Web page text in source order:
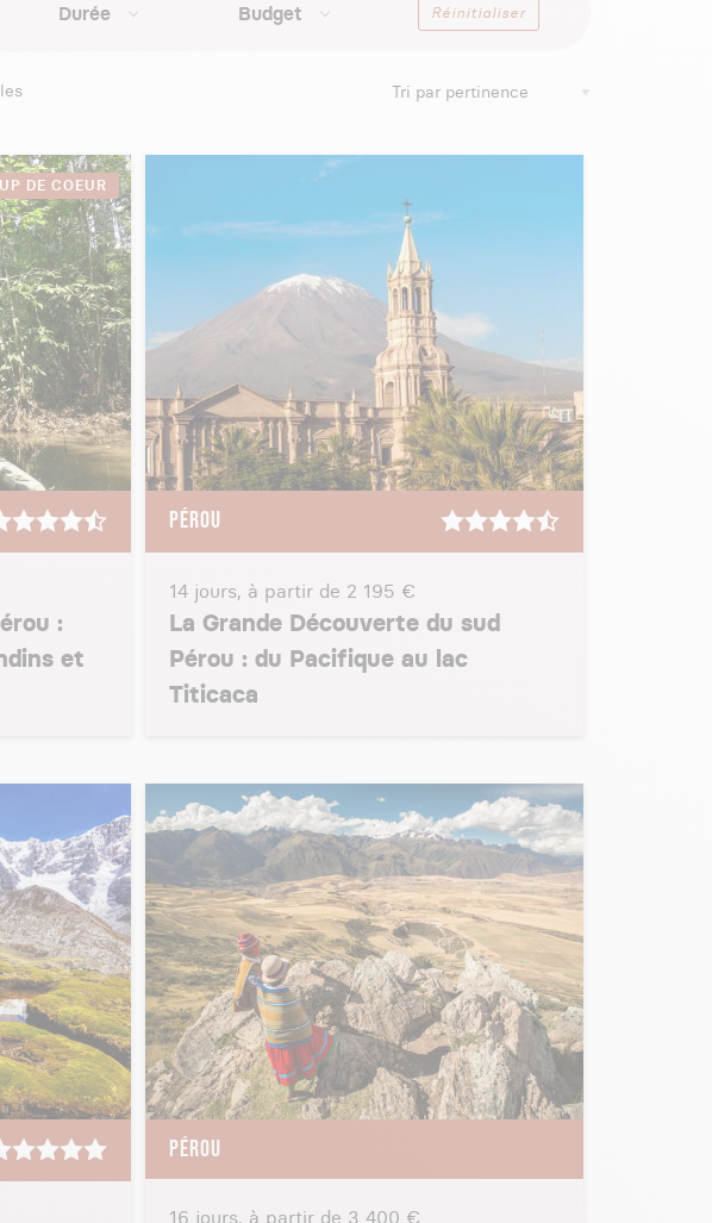
Durée Budget Réinitialiser
DE COEUR
:
et
PÉROU
14 jours, à partir de 2 195 €
La Grande Découverte du sud
Pérou : du Pacifique au lac
Titicaca
PÉROU
16 jours, à partir de 3 400 €